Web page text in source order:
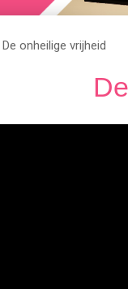
De onheilige vrijheid